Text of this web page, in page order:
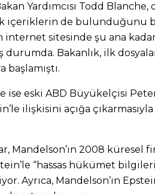
Yardımcısı Todd Blanche,
içeriklerin de bulunduğunu
internet sitesinde şu ana
durumda. Bakanlık, ilk
başlamıştı.
ise eski ABD Büyükelçisi
ilişkisini açığa
Mandelson’ın 2008 küresel
“hassas hükümet bilgileri
Ayrıca, Mandelson’ın